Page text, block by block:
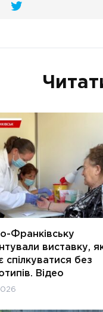
Франківську
виставку,
спілкуватися без
Відео